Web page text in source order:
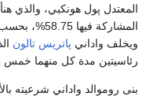
المعتدل پول هونكبي، والذي
المشاركة
ويخلف واداني پاتريس تالون
رئاسيتين مدة كل منهما خمس
بنى روموالد واداني شرعيته